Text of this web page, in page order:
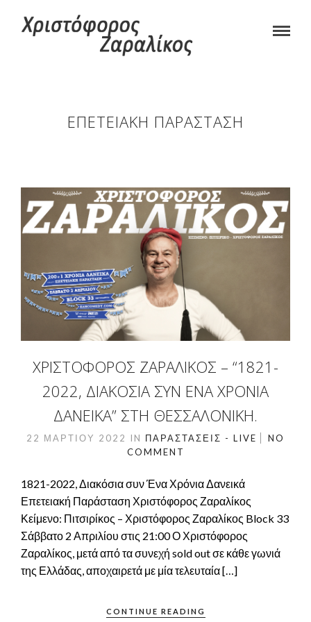
ΕΠΕΤΕΙΑΚΉ ΠΑΡΆΣΤΑΣΗ
ΧΡΙΣΤΌΦΟΡΟΣ ΖΑΡΑΛΊΚΟΣ – “1821-
2022, ΔΙΑΚΌΣΙΑ ΣΥΝ ΈΝΑ ΧΡΌΝΙΑ
ΔΑΝΕΙΚΆ” ΣΤΗ ΘΕΣΣΑΛΟΝΊΚΗ.
22 ΜΑΡΤΊΟΥ 2022 IN ΠΑΡΑΣΤΆΣΕΙΣ - LIVE
NO
COMMENT
1821-2022, Διακόσια συν Ένα Χρόνια Δανεικά
Επετειακή Παράσταση Χριστόφορος Ζαραλίκος
Κείμενο: Πιτσιρίκος – Χριστόφορος Ζαραλίκος Block 33
Σάββατο 2 Απριλίου στις 21:00 Ο Χριστόφορος
Ζαραλίκος, μετά από τα συνεχή sold out σε κάθε γωνιά
της Ελλάδας, αποχαιρετά με μία τελευταία […]
CONTINUE READING